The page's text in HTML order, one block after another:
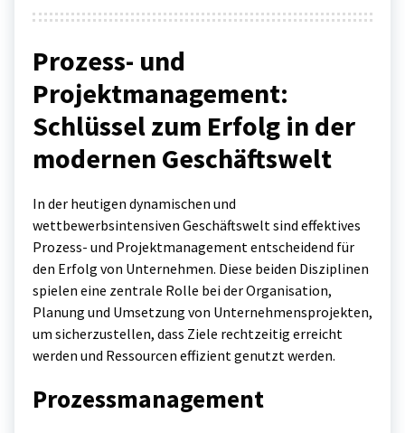
Prozess- und
Projektmanagement:
Schlüssel zum Erfolg in der
modernen Geschäftswelt
In der heutigen dynamischen und
wettbewerbsintensiven Geschäftswelt sind effektives
Prozess- und Projektmanagement entscheidend für
den Erfolg von Unternehmen. Diese beiden Disziplinen
spielen eine zentrale Rolle bei der Organisation,
Planung und Umsetzung von Unternehmensprojekten,
um sicherzustellen, dass Ziele rechtzeitig erreicht
werden und Ressourcen effizient genutzt werden.
Prozessmanagement